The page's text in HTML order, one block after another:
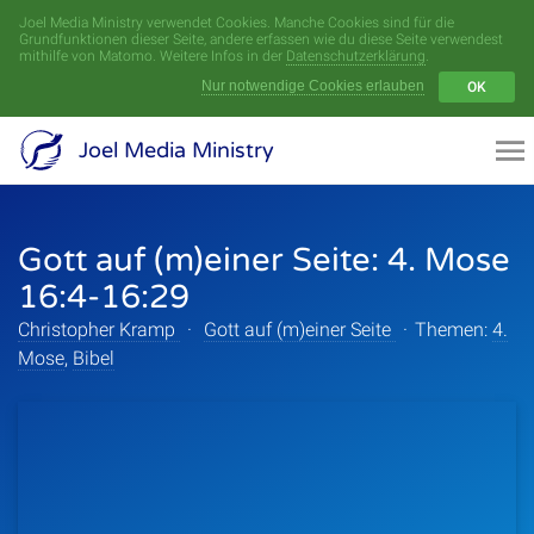
Joel Media Ministry verwendet Cookies. Manche Cookies sind für die
Grundfunktionen dieser Seite, andere erfassen wie du diese Seite verwendest
mithilfe von Matomo. Weitere Infos in der Datenschutzerklärung.
Nur notwendige Cookies erlauben
OK
Joel Media Ministry
Gott auf (m)einer Seite: 4. Mose
16:4-16:29
Christopher Kramp · Gott auf (m)einer Seite · Themen: 4.
Mose, Bibel
Menü
Videoarchiv
Serien